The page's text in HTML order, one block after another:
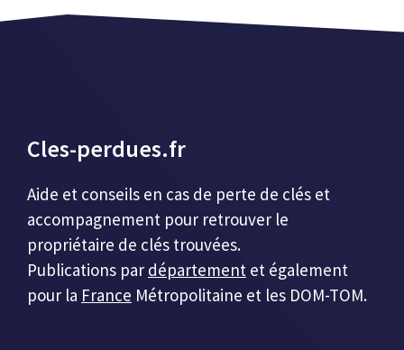
Cles-perdues.fr
Aide et conseils en cas de perte de clés et
accompagnement pour retrouver le
propriétaire de clés trouvées.
Publications par département et également
pour la France Métropolitaine et les DOM-TOM.